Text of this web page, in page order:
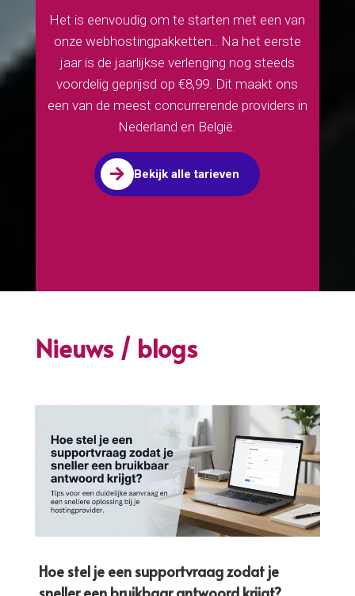
Het is eenvoudig om te starten met een van
onze webhostingpakketten.. Na het eerste
jaar is de jaarlijkse verlenging nog steeds
voordelig geprijsd op €8,99. Dit maakt ons
een van de meest concurrerende providers in
Nederland en België.
 Bekijk alle tarieven
Nieuws / blogs
Hoe stel je een supportvraag zodat je